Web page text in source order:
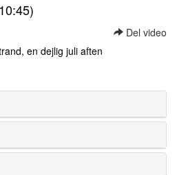
Del video
en dejlig juli aften